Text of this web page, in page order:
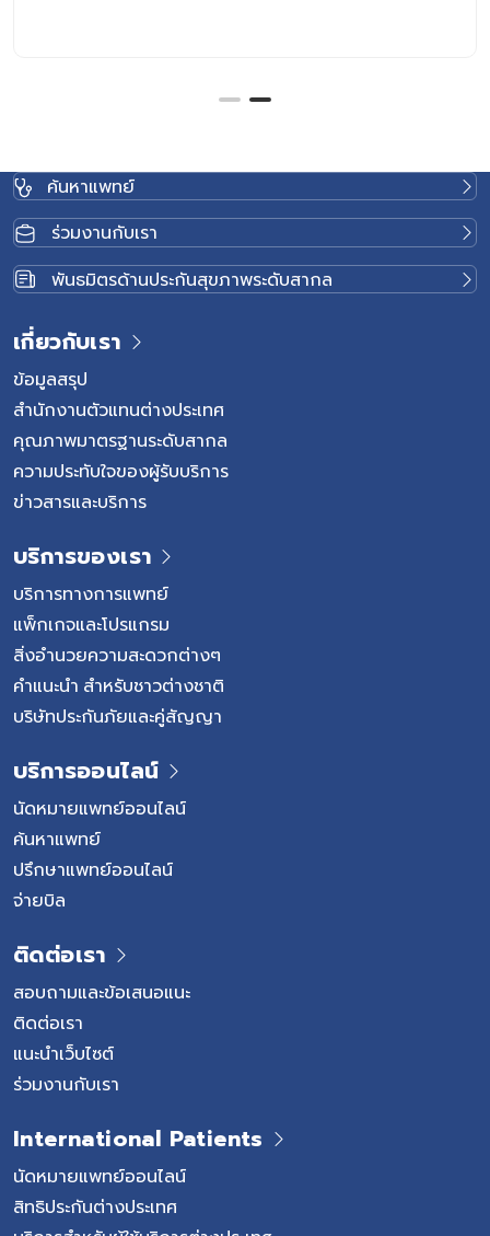
ค้นหาแพทย์
ร่วมงานกับเรา
พันธมิตรด้านประกันสุขภาพระดับสากล
เกี่ยวกับเรา
ข้อมูลสรุป
สำนักงานตัวแทนต่างประเทศ
คุณภาพมาตรฐานระดับสากล
ความประทับใจของผู้รับบริการ
ข่าวสารและบริการ
บริการของเรา
บริการทางการแพทย์
แพ็กเกจและโปรแกรม
สิ่งอำนวยความสะดวกต่างๆ
คำแนะนำ สำหรับชาวต่างชาติ
บริษัทประกันภัยและคู่สัญญา
บริการออนไลน์
นัดหมายแพทย์ออนไลน์
ค้นหาแพทย์
ปรึกษาแพทย์ออนไลน์
จ่ายบิล
ติดต่อเรา
สอบถามและข้อเสนอแนะ
ติดต่อเรา
แนะนำเว็บไซต์
ร่วมงานกับเรา
International Patients
นัดหมายแพทย์ออนไลน์
สิทธิประกันต่างประเทศ